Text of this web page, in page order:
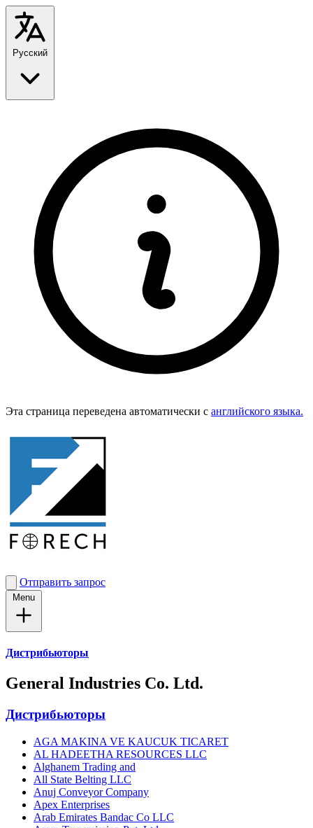
Эта страница переведена автоматически с английского языка.
Отправить запрос
Дистрибьюторы
General Industries Co. Ltd.
Дистрибьюторы
AGA MAKINA VE KAUCUK TICARET
AL HADEETHA RESOURCES LLC
Alghanem Trading and
All State Belting LLC
Anuj Conveyor Company
Apex Enterprises
Arab Emirates Bandac Co LLC